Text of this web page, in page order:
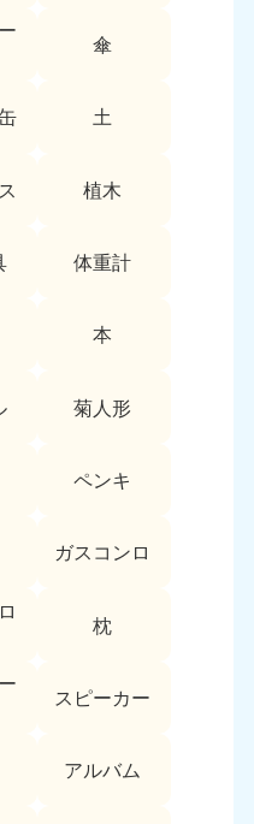
傘
土
植木
体重計
本
菊人形
ペンキ
ガスコンロ
枕
スピーカー
アルバム
兵庫県
〜19:00 年中無休
1881-5254
京都府
〜19:00 年中無休
050-1880-9900
鳥取県
9:00〜19:00 年中無休